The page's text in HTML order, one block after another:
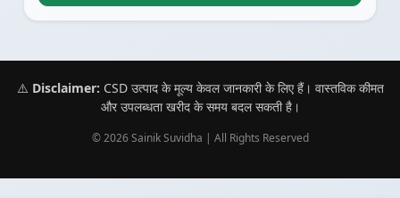
⚠️ Disclaimer: CSD उत्पाद के मूल्य केवल जानकारी के लिए हैं। वास्तविक कीमत
और उपलब्धता खरीद के समय बदल सकती है।
© 2026 Sainik Suvidha | All Rights Reserved